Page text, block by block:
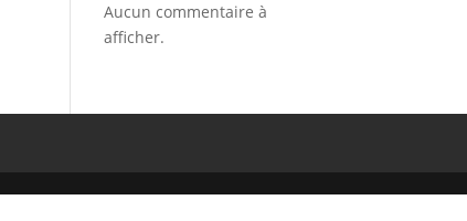
Aucun commentaire à
afficher.